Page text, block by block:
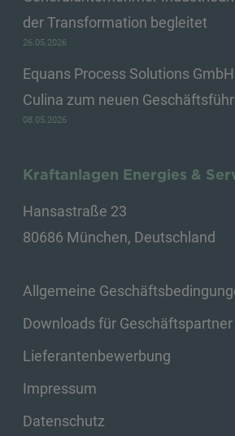
der Transformation begleitet
26.05.2026
Equans Process Solutions
Culina zum neuen
08.05.2026
Kraftanlagen Energies &
Hansastraße 23
80686 München, Deutschland
Allgemeine
Downloads für Geschäftspartner
Lieferantenbewerbung
Impressum
Datenschutz